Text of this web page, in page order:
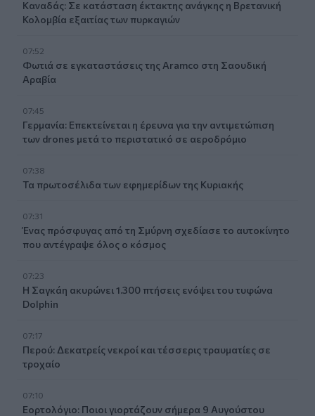
Καναδάς: Σε κατάσταση έκτακτης ανάγκης η Βρετανική
Κολομβία εξαιτίας των πυρκαγιών
07:52
Φωτιά σε εγκαταστάσεις της Aramco στη Σαουδική
Αραβία
07:45
Γερμανία: Επεκτείνεται η έρευνα για την αντιμετώπιση
των drones μετά το περιστατικό σε αεροδρόμιο
07:38
Τα πρωτοσέλιδα των εφημερίδων της Κυριακής
07:31
Ένας πρόσφυγας από τη Σμύρνη σχεδίασε το αυτοκίνητο
που αντέγραψε όλος ο κόσμος
07:23
Η Σαγκάη ακυρώνει 1.300 πτήσεις ενόψει του τυφώνα
Dolphin
07:17
Περού: Δεκατρείς νεκροί και τέσσερις τραυματίες σε
τροχαίο
07:10
Εορτολόγιο: Ποιοι γιορτάζουν σήμερα 9 Αυγούστου